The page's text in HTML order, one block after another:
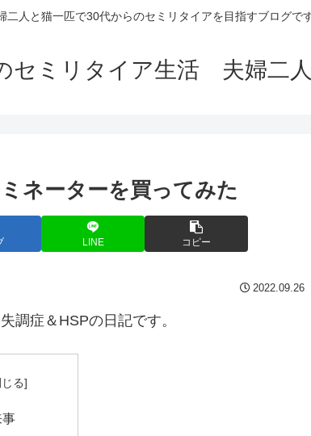
二人と猫一匹で30代からのセミリタイアを目指すブログで
セミリタイア生活 夫婦二
ネーターを買ってみた
LINE コピー
2022.09.26
調症＆HSPの日記です。